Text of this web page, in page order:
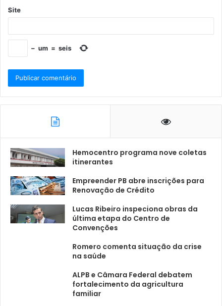
Site
− um = seis
Hemocentro programa nove coletas
itinerantes
Empreender PB abre inscrições para
Renovação de Crédito
Lucas Ribeiro inspeciona obras da
última etapa do Centro de
Convenções
Romero comenta situação da crise
na saúde
ALPB e Câmara Federal debatem
fortalecimento da agricultura
familiar